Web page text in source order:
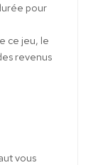
pour
ce jeu, le
revenus
vous